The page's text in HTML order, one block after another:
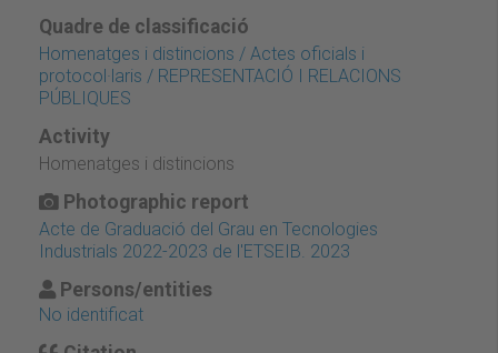
Quadre de classificació
Homenatges i distincions / Actes oficials i
protocol·laris / REPRESENTACIÓ I RELACIONS
PÚBLIQUES
Activity
Homenatges i distincions
Photographic report
Acte de Graduació del Grau en Tecnologies
Industrials 2022-2023 de l'ETSEIB. 2023
Persons/entities
No identificat